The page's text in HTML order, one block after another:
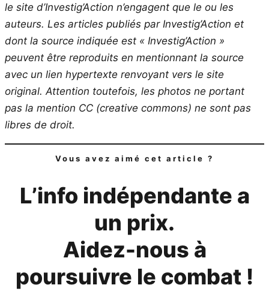
le site d’Investig’Action n’engagent que le ou les
auteurs. Les articles publiés par Investig’Action et
dont la source indiquée est « Investig’Action »
peuvent être reproduits en mentionnant la source
avec un lien hypertexte renvoyant vers le site
original. Attention toutefois, les photos ne portant
pas la mention CC (creative commons) ne sont pas
libres de droit.
Vous avez aimé cet article ?
L’info indépendante a
un prix.
Aidez-nous à
poursuivre le combat !